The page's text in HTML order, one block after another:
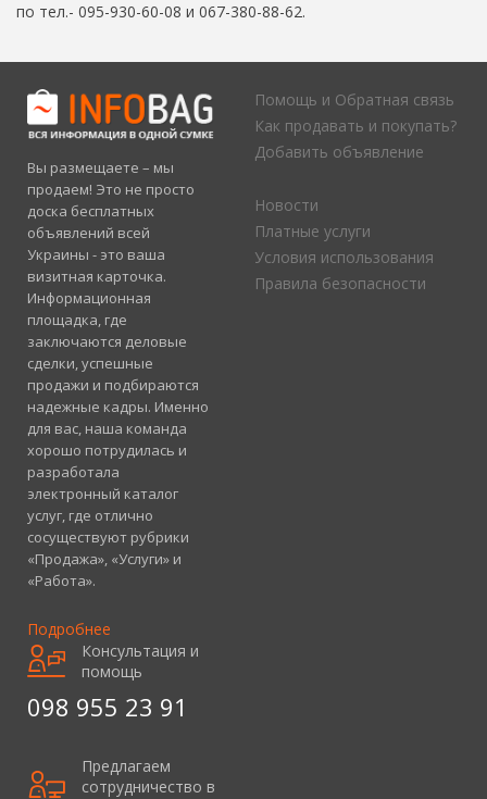
по тел.- 095-930-60-08 и 067-380-88-62.
Вы размещаете – мы
продаем! Это не просто
доска бесплатных
объявлений всей
Украины - это ваша
визитная карточка.
Информационная
площадка, где
заключаются деловые
сделки, успешные
продажи и подбираются
надежные кадры. Именно
для вас, наша команда
хорошо потрудилась и
разработала
электронный каталог
услуг, где отлично
сосуществуют рубрики
«Продажа», «Услуги» и
«Работа».
Подробнее
Помощь и Обратная связь
Как продавать и покупать?
Добавить объявление
Новости
Платные услуги
Условия использования
Правила безопасности
Консультация и
помощь
098 955 23 91
Предлагаем
сотрудничество в